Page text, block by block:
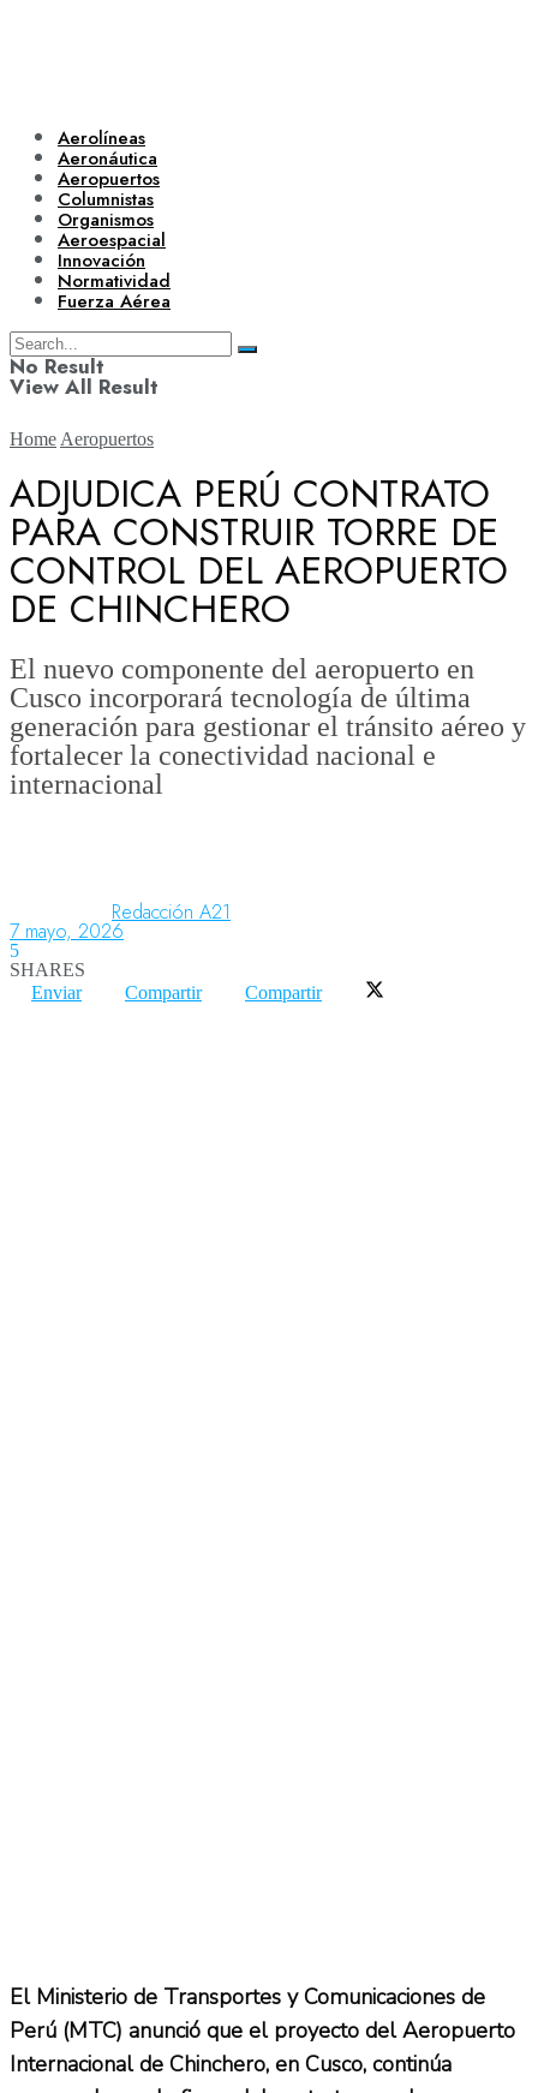
Aerolíneas
Aeronáutica
Aeropuertos
Columnistas
Organismos
Aeroespacial
Innovación
Normatividad
Fuerza Aérea
No Result
View All Result
Aerolíneas
Aeronáutica
Aeropuertos
Columnistas
Home Aeropuertos
ADJUDICA PERÚ CONTRATO
PARA CONSTRUIR TORRE DE
CONTROL DEL AEROPUERTO
DE CHINCHERO
El nuevo componente del aeropuerto en
Cusco incorporará tecnología de última
generación para gestionar el tránsito aéreo y
fortalecer la conectividad nacional e
internacional
Redacción A21
7 mayo, 2026
5
SHARES
Enviar
Compartir Compartir
El Ministerio de Transportes y Comunicaciones de
Perú (MTC) anunció que el proyecto del Aeropuerto
Internacional de Chinchero, en Cusco, continúa